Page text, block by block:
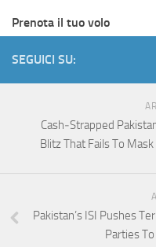
Prenota il tuo volo
SEGUICI SU:
Cash‑Strapped
Blitz That Fails To
Pakistan’s ISI Pushes
Parties